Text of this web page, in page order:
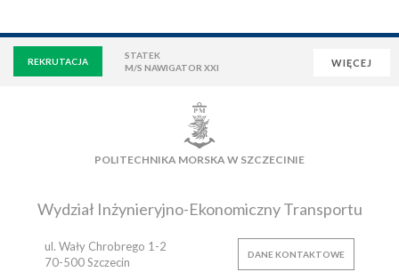
WIĘCEJ
REKRUTACJA
STATEK
M/S NAWIGATOR XXI
NAUKOWA BAZA DANYCH
OSIEDLE AKADEMICKIE PŁYWALNIA KLUB AZS
POLITECHNIKA MORSKA W SZCZECINIE
Wydział Inżynieryjno-Ekonomiczny Transportu
ul. Wały Chrobrego 1-2
70-500Szczecin
DANE KONTAKTOWE